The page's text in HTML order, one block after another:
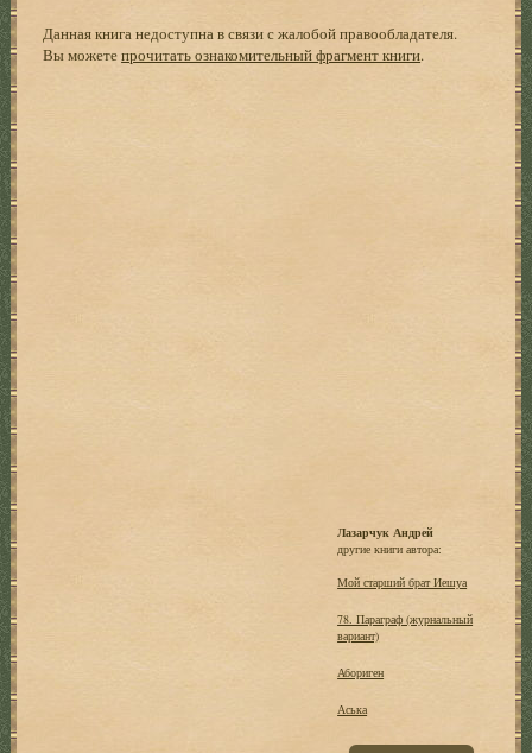
Данная книга недоступна в связи с жалобой правообладателя.
Вы можетепрочитать ознакомительный фрагмент книги.
Лазарчук Андрей
другие книги автора:
Мой старший брат Иешуа
78. Параграф (журнальный
вариант)
Абориген
Аська